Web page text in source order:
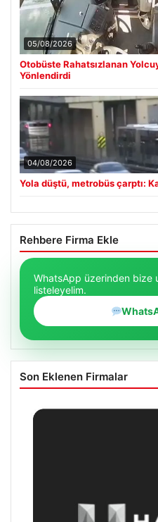
05/08/2026
Otobüste Rahatsızlanan
Yönlendirdi
04/08/2026
Yola düştü, metrobüs çarptı:
Rehbere Firma Ekle
WhatsApp üzerinden bize
listeleyelim.
Son Eklenen Firmalar